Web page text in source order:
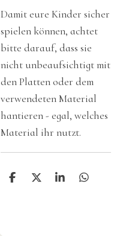
Damit eure Kinder sicher
spielen können, achtet
bitte darauf, dass sie
nicht unbeaufsichtigt mit
den Platten oder dem
verwendeten Material
hantieren - egal, welches
Material ihr nutzt.
T
T
T
T